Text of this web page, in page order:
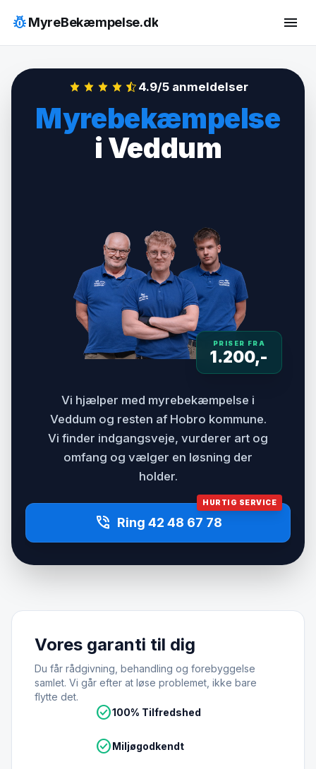
indhold
pest_controlMyreBekæmpelse.dk menu
4.9/5 anmeldelser
Myrebekæmpelse
i Veddum
PRISER FRA
1.200,-
Vi hjælper med myrebekæmpelse i
Veddum og resten af Hobro kommune.
Vi finder indgangsveje, vurderer art og
omfang og vælger en løsning der
holder.
HURTIG SERVICE
phone_in_talk Ring 42 48 67 78
Vores garanti til dig
Du får rådgivning, behandling og forebyggelse
samlet. Vi går efter at løse problemet, ikke bare
flytte det.
check_circle100% Tilfredshed
check_circleMiljøgodkendt